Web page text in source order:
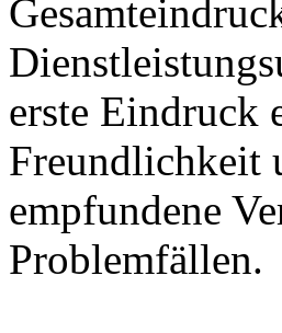
erste Eindruck
Freundlichkeit
empfundene
Problemfällen.